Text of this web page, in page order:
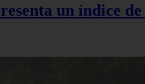
un índice